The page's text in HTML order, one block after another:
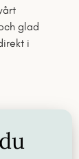
glad
i